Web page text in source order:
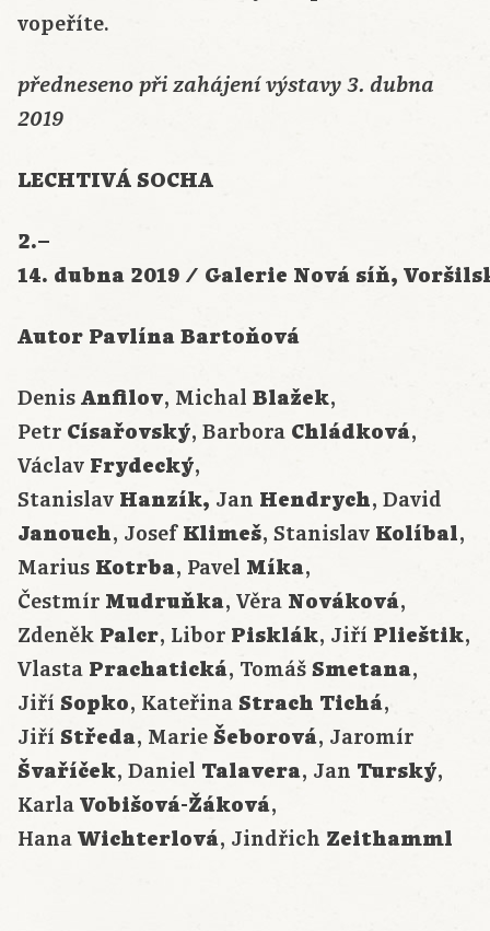
vopeříte.
předneseno při zahájení výstavy 3. dubna
2019
LECHTIVÁ SOCHA
2.–
14. dubna 2019 / Galerie Nová síň,
Autor Pavlína Bartoňová
DenisAnfilov, Michal Blažek,
Petr Císařovský, Barbora Chládková,
Václav Frydecký,
Stanislav Hanzík, Jan Hendrych, David
Janouch, JosefKlimeš, Stanislav Kolíbal,
Marius Kotrba, Pavel Míka,
Čestmír Mudruňka, Věra Nováková,
Zdeněk Palcr, Libor Pisklák, Jiří Plieštik,
Vlasta Prachatická, TomášSmetana,
Jiří Sopko, KateřinaStrach Tichá,
Jiří Středa, MarieŠeborová, Jaromír
Švaříček, Daniel Talavera, Jan Turský,
KarlaVobišová-Žáková,
HanaWichterlová, Jindřich Zeithamml